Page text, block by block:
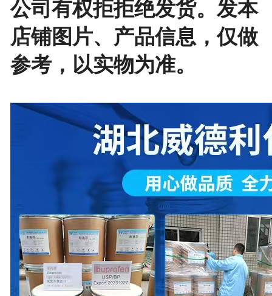
公司有权拒拒绝发货。发本
店铺图片、产品信息，仅做
参考，以实物为准。